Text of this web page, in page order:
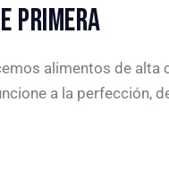
PRIMERA
alimentos de
a la perfección,